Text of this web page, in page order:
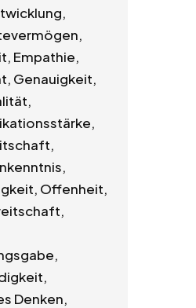
Empathie,
Genauigkeit,
Offenheit,
Denken,